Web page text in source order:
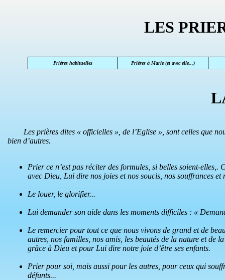
LES
Prières habituelles Prières à Marie (et avec elle...)
Les prières dites « officielles », de l’Eglise », sont celles que
bien d’autres.
Prier ce n’est pas réciter des formules, si belles soient-elles,.
avec Dieu, Lui dire nos joies et nos soucis, nos souffrances et
Le louer, le glorifier...
Lui demander son aide dans les moments difficiles : «
Le remercier pour tout ce que nous vivons de grand et de
autres, nos familles, nos amis, les beautés de la nature et de
grâce à Dieu et pour Lui dire notre joie d’être ses enfants.
Prier pour soi, mais aussi pour les autres, pour ceux qui
défunts...